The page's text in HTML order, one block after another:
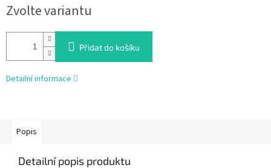
cena:
Zvolte variantu
Přidat do košíku
Detailní informace
Popis
Detailní popis produktu